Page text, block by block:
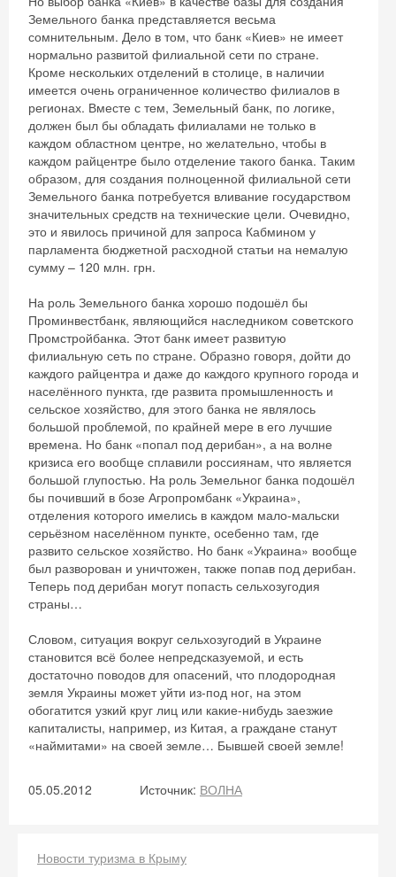
Земельного банка представляется весьма
сомнительным. Дело в том, что банк «Киев» не имеет
нормально развитой филиальной сети по стране.
Кроме нескольких отделений в столице, в наличии
имеется очень ограниченное количество филиалов в
регионах. Вместе с тем, Земельный банк, по логике,
должен был бы обладать филиалами не только в
каждом областном центре, но желательно, чтобы в
каждом райцентре было отделение такого банка. Таким
образом, для создания полноценной филиальной сети
Земельного банка потребуется вливание государством
значительных средств на технические цели. Очевидно,
это и явилось причиной для запроса Кабмином у
парламента бюджетной расходной статьи на немалую
сумму – 120 млн. грн.
На роль Земельного банка хорошо подошёл бы
Проминвестбанк, являющийся наследником советского
Промстройбанка. Этот банк имеет развитую
филиальную сеть по стране. Образно говоря, дойти до
каждого райцентра и даже до каждого крупного города и
населённого пункта, где развита промышленность и
сельское хозяйство, для этого банка не являлось
большой проблемой, по крайней мере в его лучшие
времена. Но банк «попал под дерибан», а на волне
кризиса его вообще сплавили россиянам, что является
большой глупостью. На роль Земельног банка подошёл
бы почивший в бозе Агропромбанк «Украина»,
отделения которого имелись в каждом мало-мальски
серьёзном населённом пункте, осебенно там, где
развито сельское хозяйство. Но банк «Украина» вообще
был разворован и уничтожен, также попав под дерибан.
Теперь под дерибан могут попасть сельхозугодия
страны…
Словом, ситуация вокруг сельхозугодий в Украине
становится всё более непредсказуемой, и есть
достаточно поводов для опасений, что плодородная
земля Украины может уйти из-под ног, на этом
обогатится узкий круг лиц или какие-нибудь заезжие
капиталисты, например, из Китая, а граждане станут
«наймитами» на своей земле… Бывшей своей земле!
05.05.2012 Источник: ВОЛНА
Новости туризма в Крыму